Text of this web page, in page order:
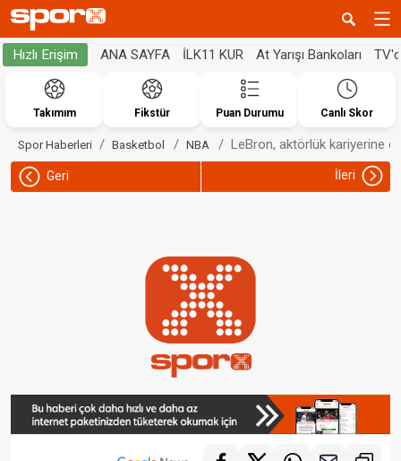
Hızlı Erişim ANA SAYFA İLK11 KUR At Yarışı Bankoları
Takımım Fikstür Puan Durumu Canlı Skor
Spor Haberleri Basketbol NBA LeBron, aktörlük kariyerine
Geri İleri